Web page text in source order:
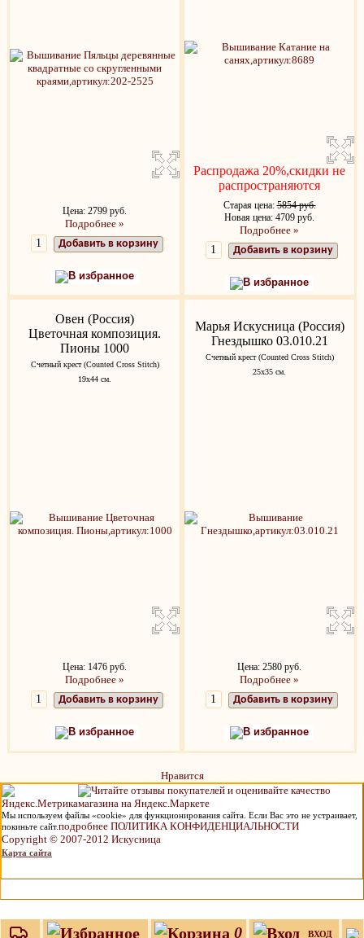
0 ВХОД
Цена: 2799 руб.
Подробнее »
Добавить в корзину
В избранное
Распродажа 20%,скидки не
распространяются
Старая цена:5854 руб.
Новая цена: 4709 руб.
Подробнее »
Добавить в корзину
В избранное
Овен (Россия)
Цветочная композиция.
Пионы 1000
Счетный крест (Counted Cross Stitch)
19х44 см.
Цена: 1476 руб.
Подробнее »
Добавить в корзину
В избранное
Марья Искусница (Россия)
Гнездышко 03.010.21
Счетный крест (Counted Cross Stitch)
25x35 см.
Цена: 2580 руб.
Подробнее »
Добавить в корзину
В избранное
Нравится
Мы используем файлы «cookie» для функционирования сайта. Если Вас это не устраивает,
покиньте сайт.подробнее ПОЛИТИКА КОНФИДЕНЦИАЛЬНОСТИ
Copyright © 2007-2012 Искусница
Карта сайта